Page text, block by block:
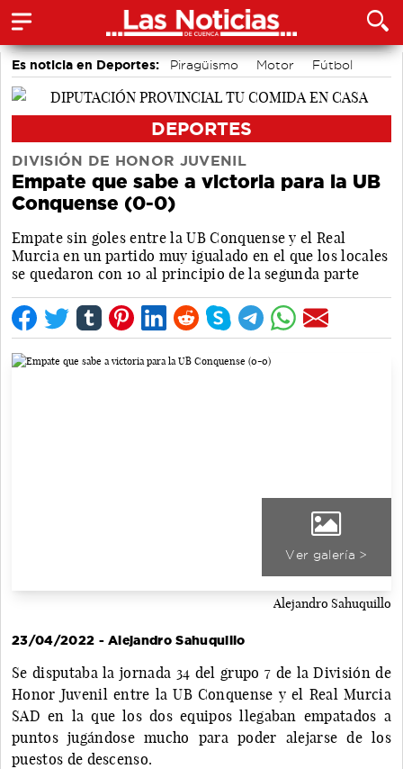
Es noticia en Deportes: Piragüismo Motor
Fútbol
Bolos conquenses
DEPORTES
DIVISIÓN DE HONOR JUVENIL
Empate que sabe a victoria para la UB
Conquense (0-0)
Empate sin goles entre la UB Conquense y el Real
Murcia en un partido muy igualado en el que los locales
se quedaron con 10 al principio de la segunda parte
Ver galería >
Alejandro Sahuquillo
23/04/2022 - Alejandro Sahuquillo
Se disputaba la jornada 34 del grupo 7 de la División de
Honor Juvenil entre la UB Conquense y el Real Murcia
SAD en la que los dos equipos llegaban empatados a
puntos jugándose mucho para poder alejarse de los
puestos de descenso.